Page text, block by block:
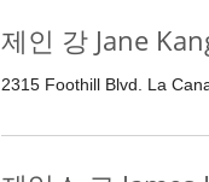
제인 강 Jane
2315 Foothill Blvd. La